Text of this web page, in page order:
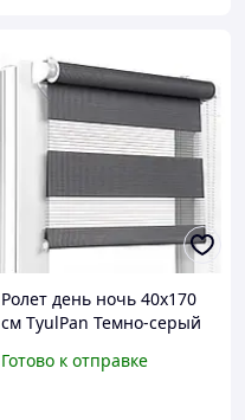
Ролет день ночь 40х170
см TyulPan Темно-серый
Готово к отправке